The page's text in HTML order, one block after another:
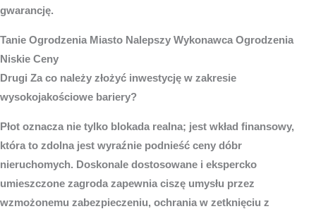
gwarancję.
Tanie Ogrodzenia Miasto Nalepszy Wykonawca Ogrodzenia
Niskie Ceny
Drugi Za co należy złożyć inwestycję w zakresie
wysokojakościowe bariery?
Płot oznacza nie tylko blokada realna; jest wkład finansowy,
która to zdolna jest wyraźnie podnieść ceny dóbr
nieruchomych. Doskonale dostosowane i ekspercko
umieszczone zagroda zapewnia ciszę umysłu przez
wzmożonemu zabezpieczeniu, ochrania w zetknięciu z